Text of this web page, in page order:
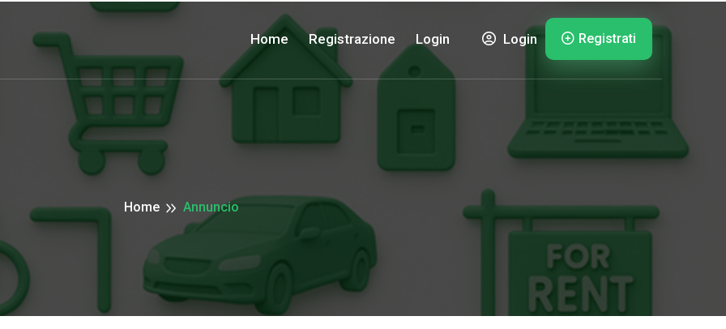
Home Registrazione Login Login Registrati
Home Annuncio